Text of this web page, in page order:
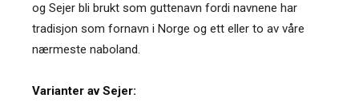
og Sejer bli brukt som guttenavn fordi navnene har
tradisjon som fornavn i Norge og ett eller to av våre
nærmeste naboland.
Varianter av Sejer: